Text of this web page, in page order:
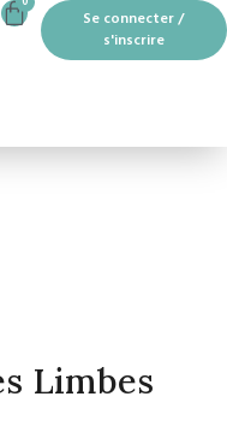
CART
Se connecter /
s'inscrire
Limbes